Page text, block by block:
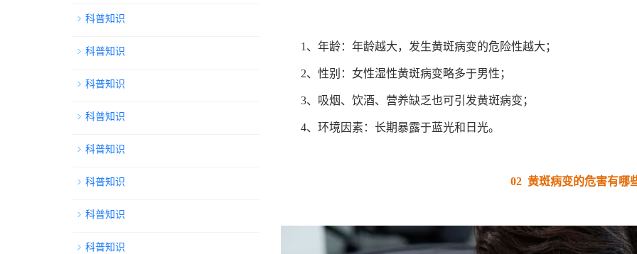
1、年龄：年龄越大，发生黄斑病变的危险性越大；
2、性别：女性湿性黄斑病变略多于男性；
3、吸烟、饮酒、营养缺乏也可引发黄斑病变；
4、环境因素：长期暴露于蓝光和日光。
02 黄斑病变的危害有哪
科普知识
科普知识
科普知识
科普知识
科普知识
科普知识
科普知识
科普知识